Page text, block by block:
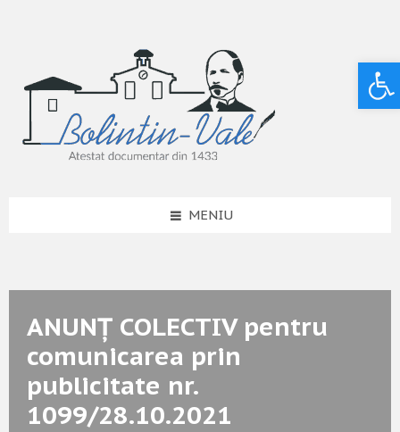
MENIU
ANUNȚ COLECTIV pentru
comunicarea prin
publicitate nr.
1099/28.10.2021
Deschide bara de unelte